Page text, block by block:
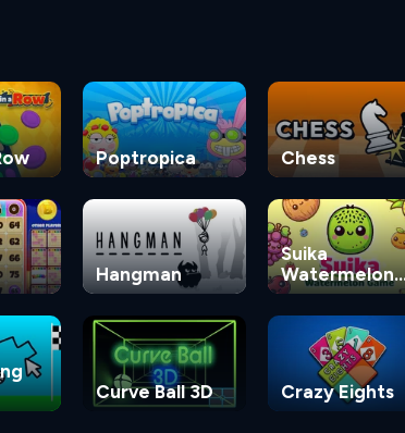
Poptropica Chess
Hangman
Suika
Watermelon
Game
Curve Ball 3D Crazy Eights